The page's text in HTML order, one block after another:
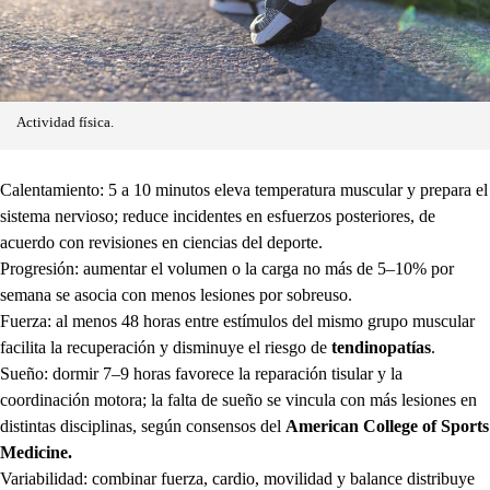
Actividad física.
Calentamiento: 5 a 10 minutos eleva temperatura muscular y prepara el
sistema nervioso; reduce incidentes en esfuerzos posteriores, de
acuerdo con revisiones en ciencias del deporte.
Progresión: aumentar el volumen o la carga no más de 5–10% por
semana se asocia con menos lesiones por sobreuso.
Fuerza: al menos 48 horas entre estímulos del mismo grupo muscular
facilita la recuperación y disminuye el riesgo de tendinopatías.
Sueño: dormir 7–9 horas favorece la reparación tisular y la
coordinación motora; la falta de sueño se vincula con más lesiones en
distintas disciplinas, según consensos del American College of Sports
Medicine.
Variabilidad: combinar fuerza, cardio, movilidad y balance distribuye